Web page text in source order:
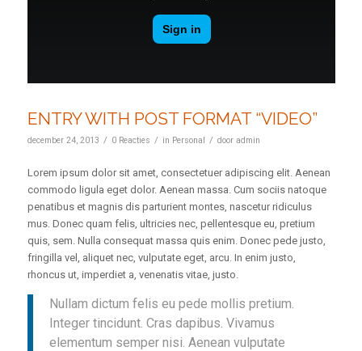
ENTRY WITH POST FORMAT “VIDEO”
december 24, 2013 / 0 Reacties / in Personal / door admin
Lorem ipsum dolor sit amet, consectetuer adipiscing elit. Aenean
commodo ligula eget dolor. Aenean massa. Cum sociis natoque
penatibus et magnis dis parturient montes, nascetur ridiculus
mus. Donec quam felis, ultricies nec, pellentesque eu, pretium
quis, sem. Nulla consequat massa quis enim. Donec pede justo,
fringilla vel, aliquet nec, vulputate eget, arcu. In enim justo,
rhoncus ut, imperdiet a, venenatis vitae, justo.
Nullam dictum felis eu pede mollis pretium.
Integer tincidunt. Cras dapibus. Vivamus
elementum semper nisi. Aenean vulputate